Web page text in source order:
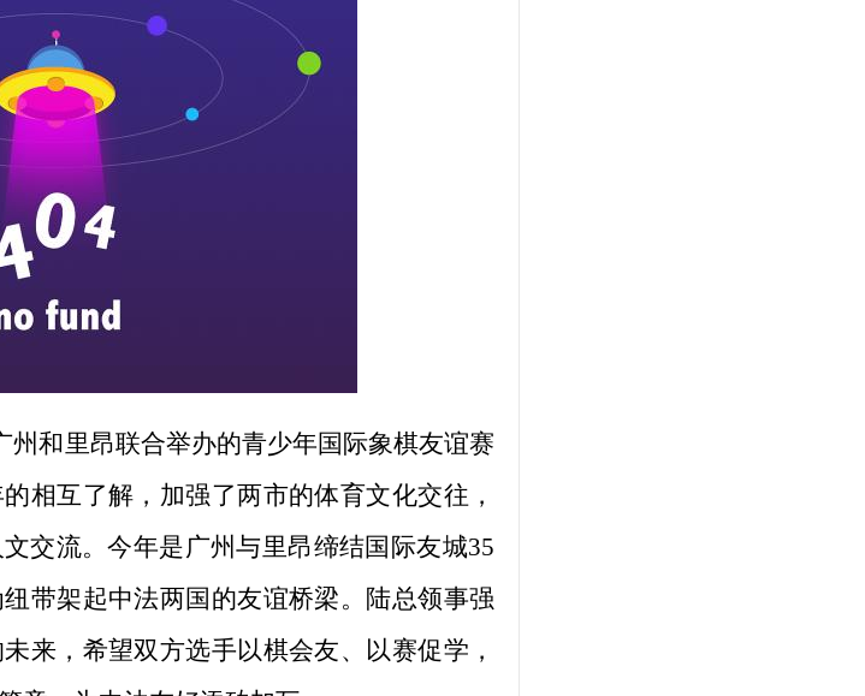
州和里昂联合举办的青少年国际象棋友谊赛
相互了解，加强了两市的体育文化交往，
交流。今年是广州与里昂缔结国际友城35
带架起中法两国的友谊桥梁。陆总领事强
来，希望双方选手以棋会友、以赛促学，